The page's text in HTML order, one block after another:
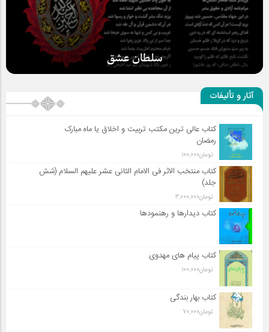
سلطان عشق
آثار و تألیفات
کتاب عالی ترین مکتب تربیت و اخلاق یا ماه مبارک
رمضان
تومان100,000
کتاب منتخب الاثر فی الامام الثانی عشر علیهم السلام (شش
جلد)
تومان3,000,000
کتاب دیدارها و رهنمودها
کتاب پیام های مهدوی
تومان100,000
کتاب بهار بندگی
تومان70,000